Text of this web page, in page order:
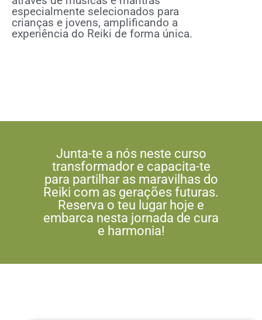
especialmente selecionados para
crianças e jovens, amplificando a
experiência do Reiki de forma única.
Junta-te a nós neste curso
transformador e capacita-te
para partilhar as maravilhas do
Reiki com as gerações futuras.
Reserva o teu lugar hoje e
embarca nesta jornada de cura
e harmonia!